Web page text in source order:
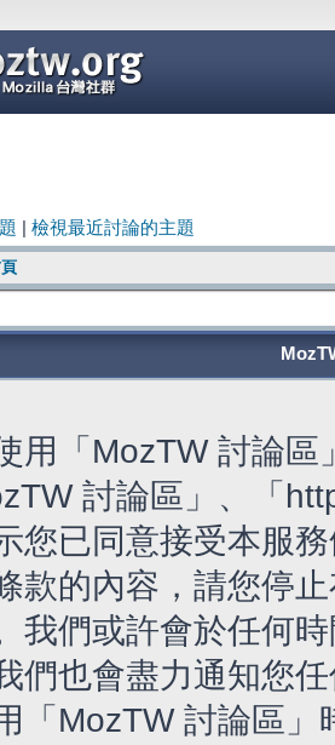
檢視最近討論的主題
用「MozTW 討論
討論區」、「
您已同意接受本服
款的內容，請您停
我們或許會於任何
們也會盡力通知您
「MozTW 討論區